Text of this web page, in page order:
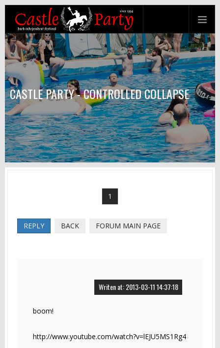
CASTLE PARTY - CONTROLLED COLLAPSE
1
REPLY BACK FORUM MAIN PAGE
Writen at: 2013-03-11 14:37:18
boom!
http://www.youtube.com/watch?v=lEJU5MS1Rg4